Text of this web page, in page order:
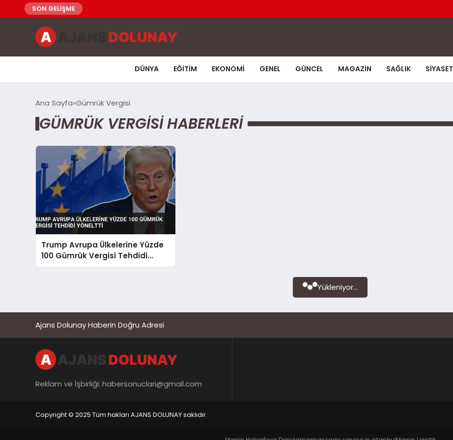
SON GELİŞME
DÜNYA EĞITIM EKONOMI GENEL GÜNCEL MAGAZIN SAĞLIK SIYASET
Ana Sayfa Gümrük Vergisi
GÜMRÜK VERGISI HABERLERI
Trump Avrupa Ülkelerine Yüzde
100 Gümrük Vergisi Tehdidi
Yöneltti
Yükleniyor...
Ajans Dolunay Haberin Doğru Adresi
Reklam ve İşbirliği: habersonuclari@gmail.com
Copyright © 2025 Tüm hakları AJANS DOLUNAY saklıdır.